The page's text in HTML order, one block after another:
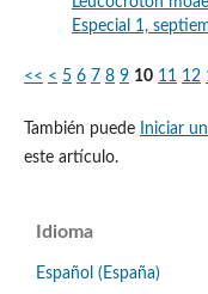
Especial 1,
<< < 5 6 7 8 9 10 11 12
También puede Iniciar
este artículo.
Idioma
Español (España)